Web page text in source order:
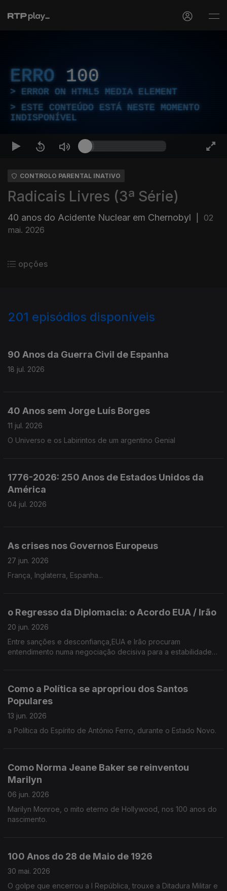
ERRO 100
ERROR ON HTML5 MEDIA ELEMENT
ESTE CONTEÚDO ESTÁ NESTE MOMENTO
INDISPONÍVEL
CONTROLO PARENTAL INATIVO
Radicais Livres (3ª Série)
40 anos do Acidente Nuclear em Chernobyl
02
mai. 2026
opções
201 episódios disponíveis
90 Anos da Guerra Civil de Espanha
18 jul. 2026
40 Anos sem Jorge Luís Borges
11 jul. 2026
O Universo e os Labirintos de um argentino Genial
1776-2026: 250 Anos de Estados Unidos da
América
04 jul. 2026
As crises nos Governos Europeus
27 jun. 2026
França, Inglaterra, Espanha...
o Regresso da Diplomacia: o Acordo EUA / Irão
20 jun. 2026
Entre sanções e desconfiança,EUA e Irão procuram
entendimento numa negociação decisiva para a estabilidade
Como a Política se apropriou dos Santos
Populares
13 jun. 2026
a Política do Espírito de António Ferro, durante o Estado Novo.
Como Norma Jeane Baker se reinventou
Marilyn
06 jun. 2026
Marilyn Monroe, o mito eterno de Hollywood, nos 100 anos do
nascimento.
100 Anos do 28 de Maio de 1926
30 mai. 2026
O golpe que encerrou a I República, trouxe a Ditadura Militar e